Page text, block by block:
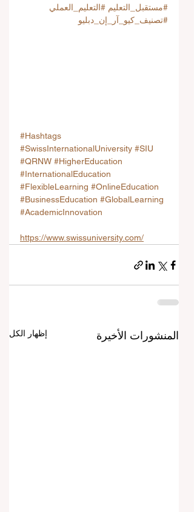
#مستقبل_التعليم #التعليم_العملي
#تصنيف_كيو_آر_إن_دبليو
#Hashtags
#SwissInternationalUniversity #SIU
#QRNW #HigherEducation
#InternationalEducation
#FlexibleLearning #OnlineEducation
#BusinessEducation #GlobalLearning
#AcademicInnovation
https://www.swissuniversity.com/
المنشورات الأخيرة إظهار الكل